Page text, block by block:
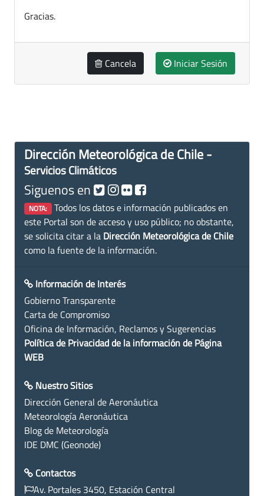
Gracias.
Cancela Iniciar Sesión
Dirección Meteorológica de Chile -
Servicios Climáticos
Siguenos en
NOTA: Todos los datos e información publicados en
este Portal son de acceso y uso público; no obstante,
se solicita citar a la Dirección Meteorológica de Chile
como la fuente de la información.
Información de Interés
Gobierno Transparente
Carta de Compromiso
Oficina de Información, Reclamos y Sugerencias
Política de Privacidad de la información de Página
WEB
Nuestro Sitios
Dirección General de Aeronáutica
Meteorología Aeronáutica
Blog de Meteorología
IDE DMC (Geonode)
Contactos
Av. Portales 3450, Estación Central